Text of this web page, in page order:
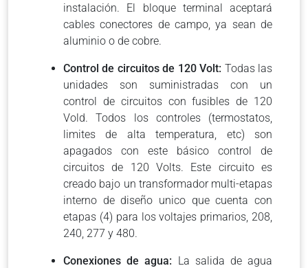
instalación. El bloque terminal aceptará
cables conectores de campo, ya sean de
aluminio o de cobre.
Control de circuitos de 120 Volt: Todas las
unidades son suministradas con un
control de circuitos con fusibles de 120
Vold. Todos los controles (termostatos,
limites de alta temperatura, etc) son
apagados con este básico control de
circuitos de 120 Volts. Este circuito es
creado bajo un transformador multi-etapas
interno de diseño unico que cuenta con
etapas (4) para los voltajes primarios, 208,
240, 277 y 480.
Conexiones de agua: La salida de agua